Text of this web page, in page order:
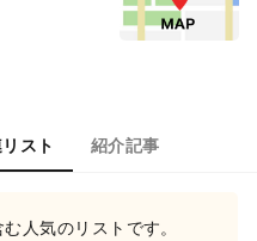
スト 紹介記事
人気のリストです。